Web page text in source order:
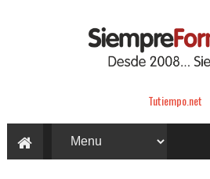
Tutiempo.net